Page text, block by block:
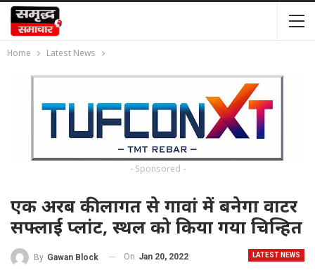
Home Latest News
- Sponsored -
एक अरब की लागत से गावां में बनेगा वाटर
सफ्लाई प्लांट, स्थल को किया गया चिन्हित
LATEST NEWS
By Gawan Block On Jan 20, 2022